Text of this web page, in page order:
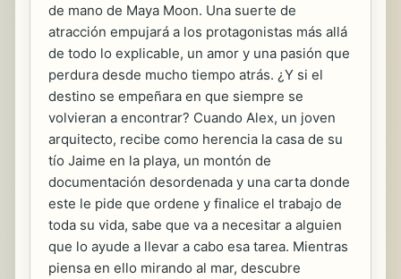
de mano de Maya Moon. Una suerte de
atracción empujará a los protagonistas más allá
de todo lo explicable, un amor y una pasión que
perdura desde mucho tiempo atrás. ¿Y si el
destino se empeñara en que siempre se
volvieran a encontrar? Cuando Alex, un joven
arquitecto, recibe como herencia la casa de su
tío Jaime en la playa, un montón de
documentación desordenada y una carta donde
este le pide que ordene y finalice el trabajo de
toda su vida, sabe que va a necesitar a alguien
que lo ayude a llevar a cabo esa tarea. Mientras
piensa en ello mirando al mar, descubre